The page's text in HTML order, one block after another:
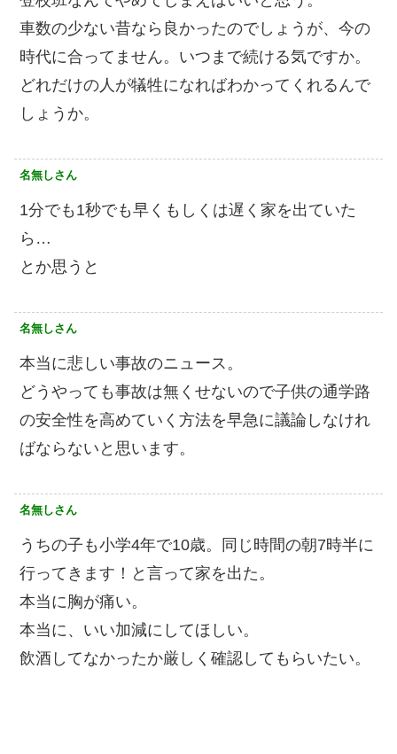
車数の少ない昔なら良かったのでしょうが、今の
時代に合ってません。いつまで続ける気ですか。
どれだけの人が犠牲になればわかってくれるんで
しょうか。
名無しさん
1分でも1秒でも早くもしくは遅く家を出ていた
ら…
とか思うと
名無しさん
本当に悲しい事故のニュース。
どうやっても事故は無くせないので子供の通学路
の安全性を高めていく方法を早急に議論しなけれ
ばならないと思います。
名無しさん
うちの子も小学4年で10歳。同じ時間の朝7時半に
行ってきます！と言って家を出た。
本当に胸が痛い。
本当に、いい加減にしてほしい。
飲酒してなかったか厳しく確認してもらいたい。